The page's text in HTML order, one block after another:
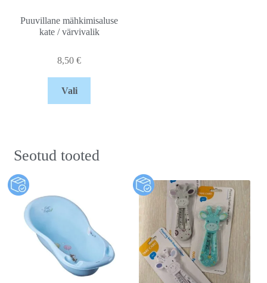
Puuvillane mähkimisaluse
kate / värvivalik
8,50€
Vali
Seotud tooted